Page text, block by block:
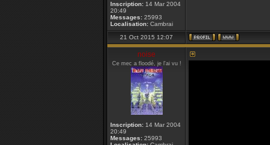
Inscription: 14 Mar 2004
20:49
Messages: 25993
Localisation: Cambrai
21 Oct 2015 12:07
noise
Ce mec a floodé, je l'ai vu !
Inscription: 14 Mar 2004
20:49
Messages: 25993